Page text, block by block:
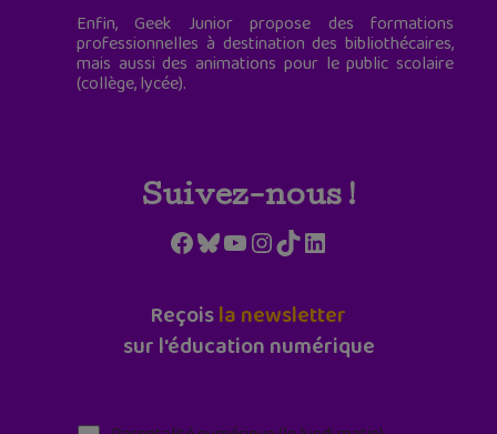
Enfin, Geek Junior propose des formations
professionnelles à destination des bibliothécaires,
mais aussi des animations pour le public scolaire
(collège, lycée).
Suivez-nous !
Facebook
Bluesky
YouTube
Instagram
TikTokLinkedIn
Reçoisla newsletter
sur l'éducation numérique